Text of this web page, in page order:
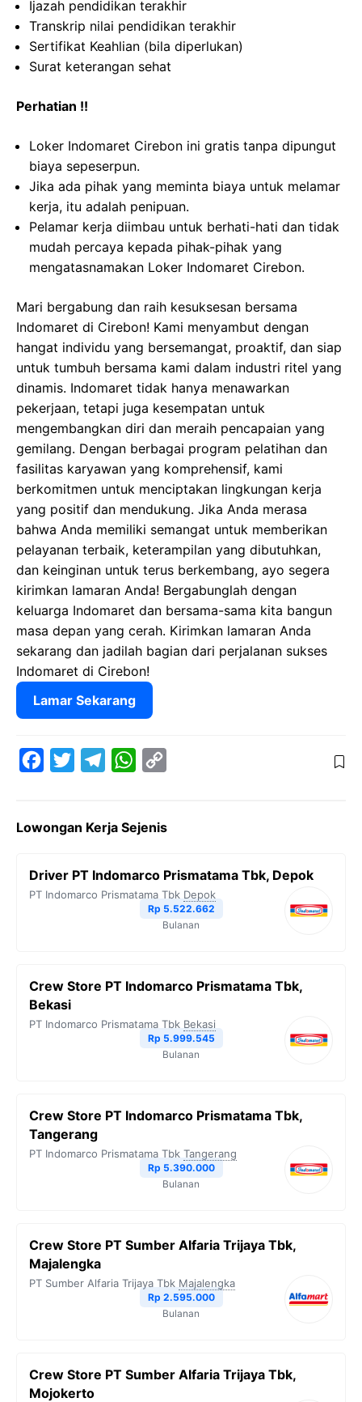
Ijazah pendidikan terakhir
Transkrip nilai pendidikan terakhir
Sertifikat Keahlian (bila diperlukan)
Surat keterangan sehat
Perhatian !!
Loker Indomaret Cirebon ini gratis tanpa dipungut
biaya sepeserpun.
Jika ada pihak yang meminta biaya untuk melamar
kerja, itu adalah penipuan.
Pelamar kerja diimbau untuk berhati-hati dan tidak
mudah percaya kepada pihak-pihak yang
mengatasnamakan Loker Indomaret Cirebon.
Mari bergabung dan raih kesuksesan bersama
Indomaret di Cirebon! Kami menyambut dengan
hangat individu yang bersemangat, proaktif, dan siap
untuk tumbuh bersama kami dalam industri ritel yang
dinamis. Indomaret tidak hanya menawarkan
pekerjaan, tetapi juga kesempatan untuk
mengembangkan diri dan meraih pencapaian yang
gemilang. Dengan berbagai program pelatihan dan
fasilitas karyawan yang komprehensif, kami
berkomitmen untuk menciptakan lingkungan kerja
yang positif dan mendukung. Jika Anda merasa
bahwa Anda memiliki semangat untuk memberikan
pelayanan terbaik, keterampilan yang dibutuhkan,
dan keinginan untuk terus berkembang, ayo segera
kirimkan lamaran Anda! Bergabunglah dengan
keluarga Indomaret dan bersama-sama kita bangun
masa depan yang cerah. Kirimkan lamaran Anda
sekarang dan jadilah bagian dari perjalanan sukses
Indomaret di Cirebon!
Lamar Sekarang
e
o
t
e
e
r
W
t
A
y
i
n
k
Lowongan Kerja Sejenis
Driver PT Indomarco Prismatama Tbk, Depok
PT Indomarco Prismatama Tbk Depok
Rp 5.522.662
Bulanan
Crew Store PT Indomarco Prismatama Tbk,
Bekasi
PT Indomarco Prismatama Tbk Bekasi
Rp 5.999.545
Bulanan
Crew Store PT Indomarco Prismatama Tbk,
Tangerang
PT Indomarco Prismatama Tbk Tangerang
Rp 5.390.000
Bulanan
Crew Store PT Sumber Alfaria Trijaya Tbk,
Majalengka
PT Sumber Alfaria Trijaya Tbk Majalengka
Rp 2.595.000
Bulanan
Crew Store PT Sumber Alfaria Trijaya Tbk,
Mojokerto